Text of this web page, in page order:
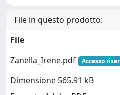
File in questo prodotto:
File
Zanella_Irene.pdf
Accesso
Dimensione 565.91 kB